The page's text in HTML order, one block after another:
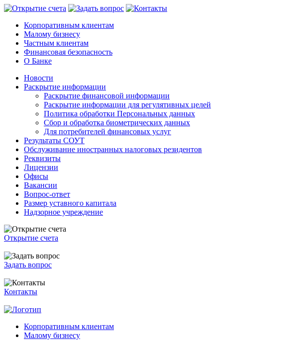
Корпоративным клиентам
Малому бизнесу
Частным клиентам
Финансовая безопасность
О Банке
Новости
Раскрытие информации
Раскрытие финансовой информации
Раскрытие информации для регулятивных целей
Политика обработки Персональных данных
Сбор и обработка биометрических данных
Для потребителей финансовых услуг
Результаты СОУТ
Обслуживание иностранных налоговых резидентов
Реквизиты
Лицензии
Офисы
Вакансии
Вопрос-ответ
Размер уставного капитала
Надзорное учреждение
Открытие счета
Задать вопрос
Контакты
Корпоративным клиентам
Малому бизнесу